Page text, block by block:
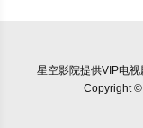
星空影院提供VIP电
Copyright